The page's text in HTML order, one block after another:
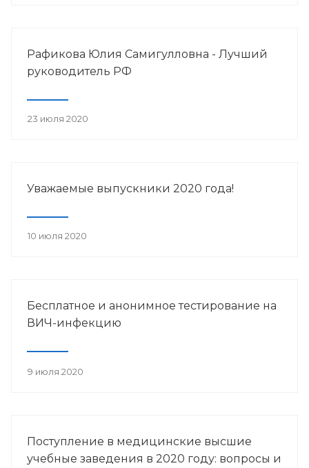
Рафикова Юлия Самигулловна - Лучший
руководитель РФ
23 июля 2020
Уважаемые выпускники 2020 года!
10 июля 2020
Бесплатное и анонимное тестирование на
ВИЧ-инфекцию
9 июля 2020
Поступление в медицинские высшие
учебные заведения в 2020 году: вопросы и